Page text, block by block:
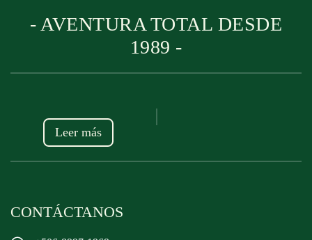
- AVENTURA TOTAL DESDE
1989 -
Leer más
CONTÁCTANOS